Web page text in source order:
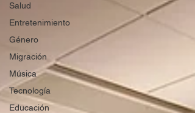
Salud
Entretenimiento
Género
Migración
Música
Tecnología
Educación